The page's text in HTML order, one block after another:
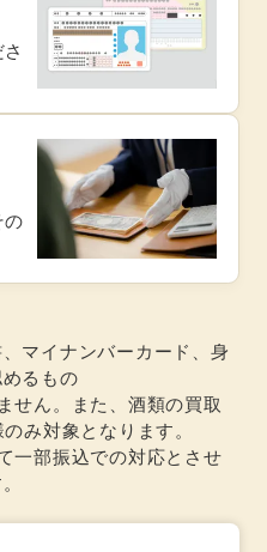
マイナンバーカード、身
るもの
せん。また、酒類の買取
み対象となります。
一部振込での対応とさせ